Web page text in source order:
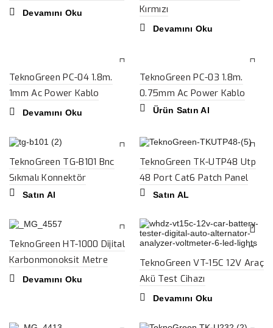
Devamını Oku
Kırmızı
Devamını Oku
TeknoGreen PC-04 1.8m.
1mm Ac Power Kablo
Devamını Oku
TeknoGreen PC-03 1.8m.
0.75mm Ac Power Kablo
Ürün Satın Al
TeknoGreen TG-B101 Bnc
Sıkmalı Konnektör
Satın Al
TeknoGreen TK-UTP48 Utp
48 Port Cat6 Patch Panel
Satın AL
TeknoGreen HT-1000 Dijital
Karbonmonoksit Metre
Devamını Oku
TeknoGreen VT-15C 12V Araç
Akü Test Cihazı
Devamını Oku